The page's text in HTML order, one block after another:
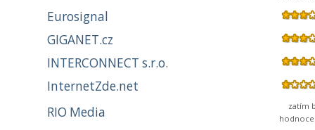
Eurosignal
GIGANET.cz
INTERCONNECT s.r.o.
InternetZde.net
RIO Media
zatím